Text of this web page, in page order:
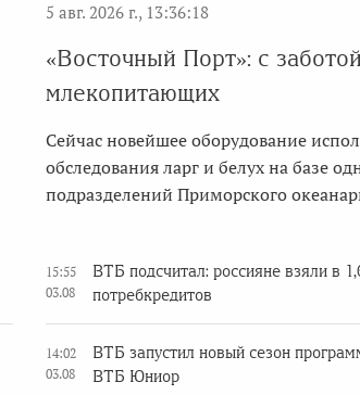
5 авг. 2026 г., 13:36:18
«Восточный Порт»: с
млекопитающих
Сейчас новейшее оборудование
обследования ларг и белух на базе
подразделений Приморского
15:55
03.08
ВТБ подсчитал: россияне взяли в
потребкредитов
14:02
03.08
ВТБ запустил новый сезон
ВТБ Юниор